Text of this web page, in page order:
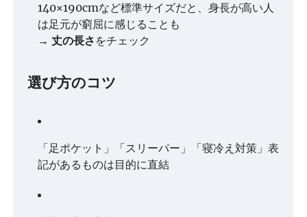
140×190cmなど標準サイズだと、身長が高い人
は足元が窮屈に感じることも
→ 丈の長さ をチェック
選び方のコツ
「足ポケット」「スリーパー」「寝冷え対策」表
記があるものは目的に直結